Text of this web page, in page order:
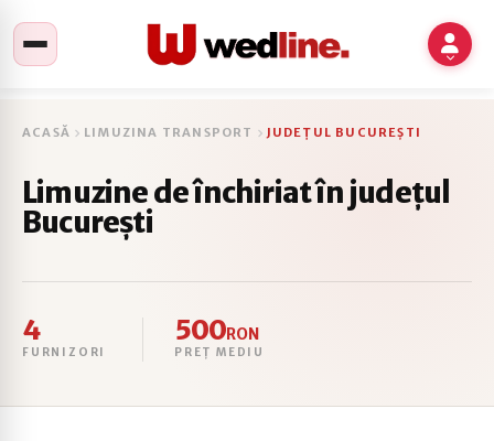
ACASĂ LIMUZINA TRANSPORT JUDEȚUL BUCUREȘTI
Limuzine de închiriat în județul
București
4
FURNIZORI
500RON
PREȚ MEDIU